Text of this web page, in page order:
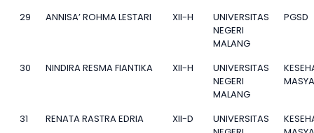
29 ANNISA’ ROHMA LESTARI XII-H
UNIVERSITAS
NEGERI
MALANG
PGSD
30 NINDIRA RESMA FIANTIKA XII-H
UNIVERSITAS
NEGERI
MALANG
31 RENATA RASTRA EDRIA XII-D
UNIVERSITAS